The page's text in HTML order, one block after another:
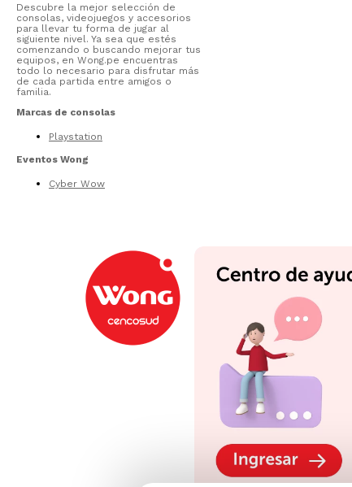
Descubre la mejor selección de
consolas, videojuegos y accesorios
para llevar tu forma de jugar al
siguiente nivel. Ya sea que estés
comenzando o buscando mejorar tus
equipos, en Wong.pe encuentras
todo lo necesario para disfrutar más
de cada partida entre amigos o
familia.
Marcas de consolas
Playstation
Eventos Wong
Cyber Wow